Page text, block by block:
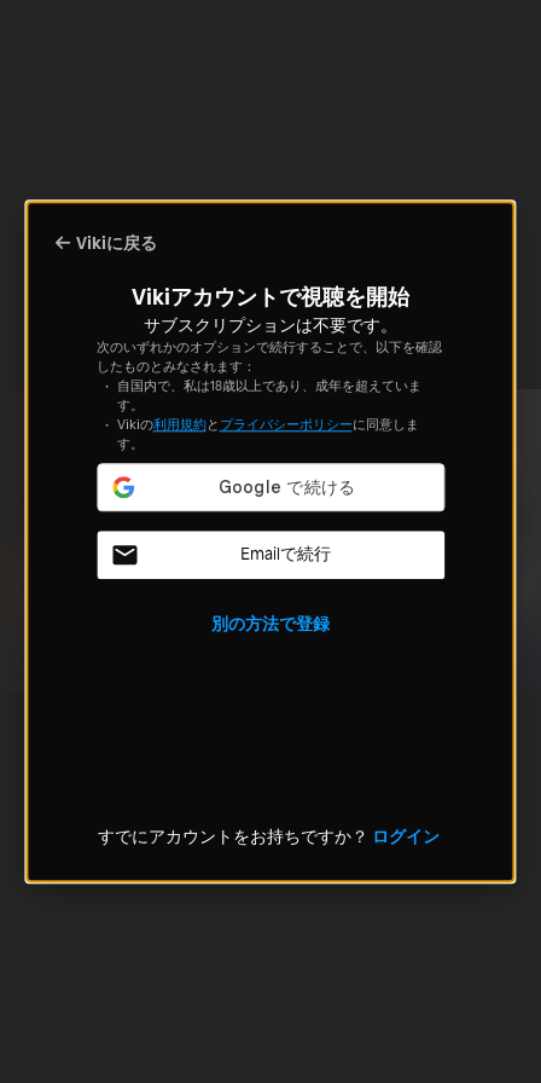
Vikiに戻る
Vikiアカウントで視聴を開始
サブスクリプションは不要です。
次のいずれかのオプションで続行することで、以下を確認
したものとみなされます：
自国内で、私は18歳以上であり、成年を超えていま
す。
Vikiの利用規約と プライバシーポリシーに同意しま
す。
Emailで続行
別の方法で登録
すでにアカウントをお持ちですか？ ログイン